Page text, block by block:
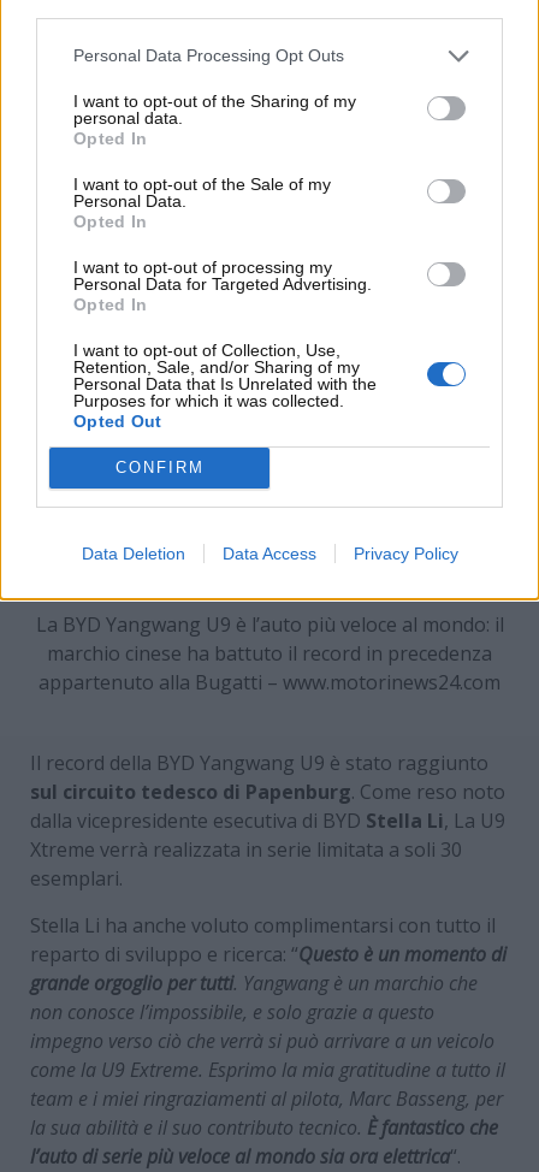
Personal Data Processing Opt Outs
I want to opt-out of the Sharing of my
personal data.
Opted In
I want to opt-out of the Sale of my
Personal Data.
Opted In
I want to opt-out of processing my
Personal Data for Targeted Advertising.
Opted In
I want to opt-out of Collection, Use,
Retention, Sale, and/or Sharing of my
Personal Data that Is Unrelated with the
Purposes for which it was collected.
Opted Out
CONFIRM
Data Deletion Data Access Privacy Policy
dettagli
La BYD Yangwang U9 Xtreme è l’auto più veloce
al mondo. La supercar elettrica di marchio BYD,
infatti, è riuscita a spingersi fino alla soglia dei 500
pazzesco record di velocità di 496,22 km/h, quasi
6 km/h meglio rispetto al precedente limite
La BYD Yangwang U9 è l’auto più veloce al mondo: il
marchio cinese ha battuto il record in precedenza
appartenuto alla Bugatti – www.motorinews24.com
Il record della BYD Yangwang U9 è stato raggiunto
sul circuito tedesco di Papenburg. Come reso noto
dalla vicepresidente esecutiva di BYD Stella Li, La U9
Xtreme verrà realizzata in serie limitata a soli 30
esemplari.
Stella Li ha anche voluto complimentarsi con tutto il
reparto di sviluppo e ricerca: “Questo è un momento di
grande orgoglio per tutti. Yangwang è un marchio che
non conosce l’impossibile, e solo grazie a questo
impegno verso ciò che verrà si può arrivare a un veicolo
come la U9 Extreme. Esprimo la mia gratitudine a tutto il
team e i miei ringraziamenti al pilota, Marc Basseng, per
la sua abilità e il suo contributo tecnico. È fantastico che
l’auto di serie più veloce al mondo sia ora elettrica“.